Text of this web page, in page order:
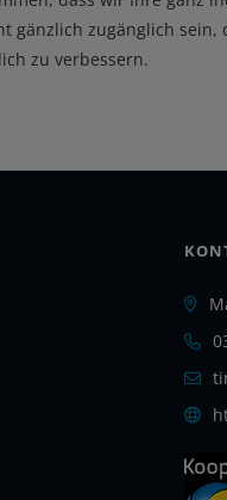
zugänglich
zu verbessern.